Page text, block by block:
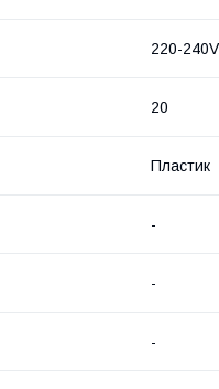
220-
20
Пластик
-
-
-